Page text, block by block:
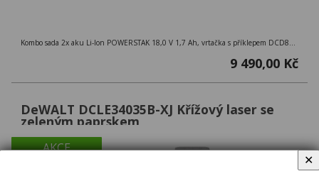
9 490,00 Kč
AKCE
DeWALT DCLE34035B-XJ Křížový laser se
zeleným paprskem
✕